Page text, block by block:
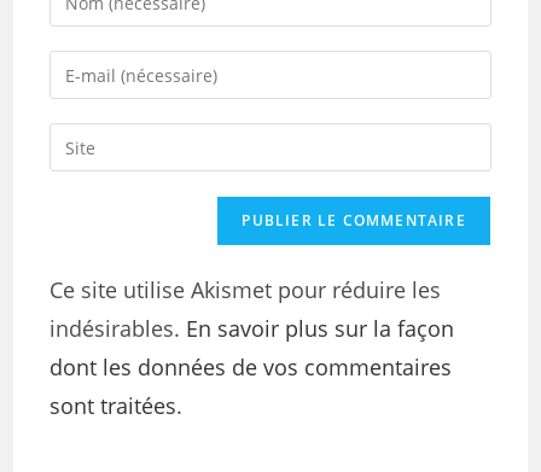
Ce site utilise Akismet pour réduire les
indésirables. En savoir plus sur la façon
dont les données de vos commentaires
sont traitées.